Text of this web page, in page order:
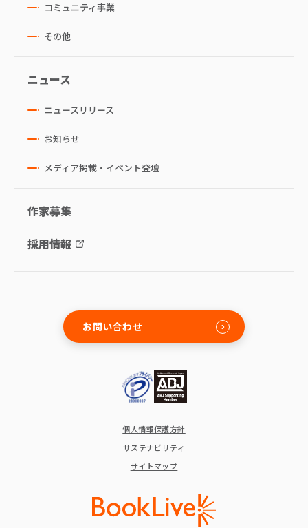
コミュニティ事業
その他
ニュース
ニュースリリース
お知らせ
メディア掲載・イベント登壇
作家募集
採用情報
お問い合わせ
個人情報保護方針
サステナビリティ
サイトマップ